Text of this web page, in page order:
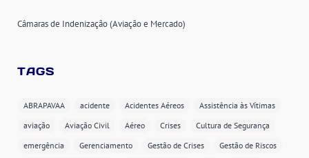
Câmaras de Indenização (Aviação e Mercado)
TAGS
ABRAPAVAA acidente Acidentes Aéreos
Assistência às Vítimas
aviação
Aviação Civil Aéreo Crises
Cultura de Segurança
emergência
Gerenciamento Gestão de Crises
Gestão de Riscos